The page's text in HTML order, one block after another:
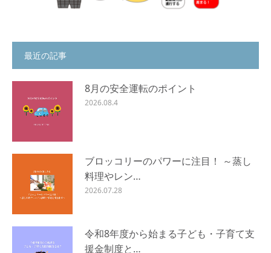
最近の記事
8月の安全運転のポイント
2026.08.4
ブロッコリーのパワーに注目！ ～蒸し
料理やレン…
2026.07.28
令和8年度から始まる子ども・子育て支
援金制度と…